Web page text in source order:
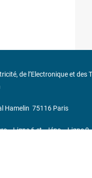
de l’Electronique et
Hamelin 75116 Paris
» Ligne 6 et « Iéna » Ligne 9